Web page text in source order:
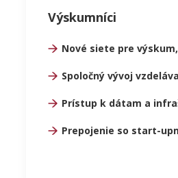
Výskumníci
Nové siete pre
Spoločný vývoj
Prístup k dátam a
Prepojenie so start-